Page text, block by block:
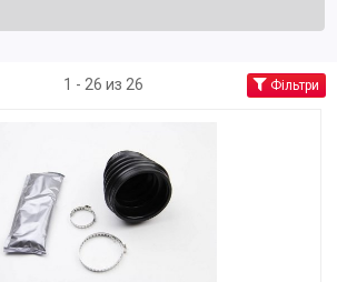
1 - 26 из 26 Фільтри